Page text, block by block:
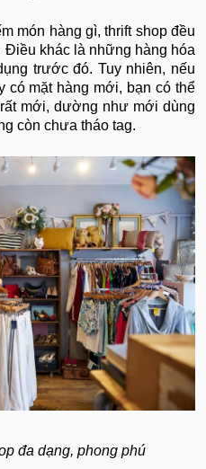
món hàng gì, thrift shop đều
khác là những hàng hóa
trước đó. Tuy nhiên, nếu
có mặt hàng mới, bạn có thể
mới, dường như mới dùng
còn chưa tháo tag.
đa dạng, phong phú